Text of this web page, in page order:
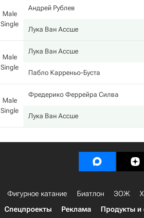
Male
Single
Андрей Рублев
Лука Ван Ассше
Male
Single
Лука Ван Ассше
Пабло Карреньо-Буста
Male
Single
Фредерико Феррейра Силва
Лука Ван Ассше
Фигурное катание Биатлон ЗОЖ
Спецпроекты
Реклама Продукты и